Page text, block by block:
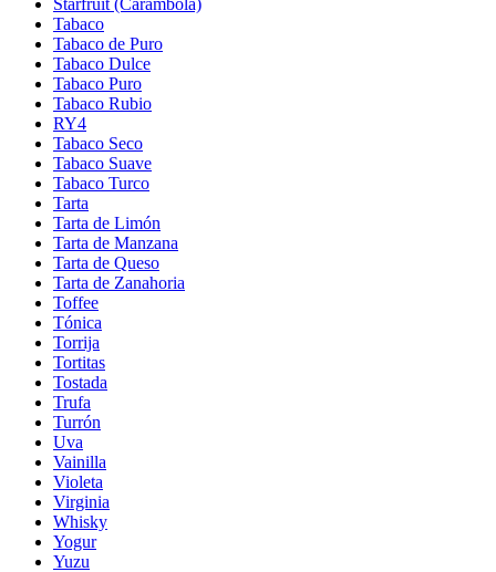
Starfruit (Carambola)
Tabaco
Tabaco de Puro
Tabaco Dulce
Tabaco Puro
Tabaco Rubio
RY4
Tabaco Seco
Tabaco Suave
Tabaco Turco
Tarta
Tarta de Limón
Tarta de Manzana
Tarta de Queso
Tarta de Zanahoria
Toffee
Tónica
Torrija
Tortitas
Tostada
Trufa
Turrón
Uva
Vainilla
Violeta
Virginia
Whisky
Yogur
Yuzu